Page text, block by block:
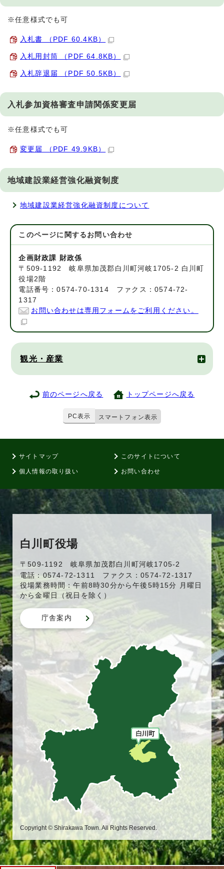
※任意様式でも可
入札書 （PDF 60.4KB）
入札用封筒 （PDF 64.8KB）
入札辞退届 （PDF 50.5KB）
入札参加資格審査申請関係変更届
※任意様式でも可
変更届 （PDF 49.9KB）
地域建設業経営強化融資制度
地域建設業経営強化融資制度について
このページに関する お問い合わせ
企画財政課 財政係
〒509-1192 岐阜県加茂郡白川町河岐1705-2 白川町
役場2階
電話番号：0574-70-1314 ファクス：0574-72-
1317
お問い合わせは専用フォームをご利用ください。
観光・産業
前のページへ戻る トップページへ戻る
PC表示 スマートフォン表示
サイトマップ このサイトについて
個人情報の取り扱い お問い合わせ
白川町役場
〒509-1192 岐阜県加茂郡白川町河岐1705-2
電話：0574-72-1311 ファクス：0574-72-1317
役場業務時間：午前8時30分から午後5時15分 月曜日
から金曜日（祝日を除く）
庁舎案内
Copyright © Shirakawa Town. All Rights Reserved.